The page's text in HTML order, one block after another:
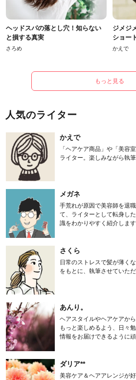
ヘッドスパの落とし穴！知らない
と損する真実
さろめ
ジメジ
ショー
かえで
もっと見る
人気のライター
かえで
「ヘアケア商品」や「美容
ライター。楽しみながら執
メガネ
手荒れが原因で美容師を退
て、ライターとして転身し
識をわかりやすく紹介します
さくら
日常のストレスで髪が薄く
をもとに、執筆させていただ
あんり。
ヘアスタイルやヘアケアか
もっと楽しめるよう、日々
情報をお届けできるように
ダリア**
美容ケア＆ヘアアレンジが